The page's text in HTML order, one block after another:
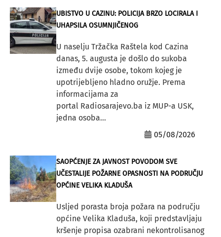
UBISTVO U CAZINU: POLICIJA BRZO LOCIRALA I
UHAPSILA OSUMNJIČENOG
U naselju Tržačka Raštela kod Cazina
danas, 5. augusta je došlo do sukoba
između dvije osobe, tokom kojeg je
upotrijebljeno hladno oružje. Prema
informacijama za
portal Radiosarajevo.ba iz MUP-a USK,
jedna osoba...
05/08/2026
SAOPĆENJE ZA JAVNOST POVODOM SVE
UČESTALIJE POŽARNE OPASNOSTI NA PODRUČJU
OPĆINE VELIKA KLADUŠA
Usljed porasta broja požara na području
općine Velika Kladuša, koji predstavljaju
kršenje propisa ozabrani nekontrolisanog